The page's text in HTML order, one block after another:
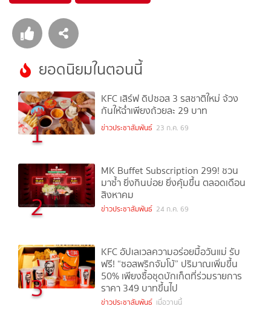
ยอดนิยมในตอนนี้
1
KFC เสิร์ฟ ดิปซอส 3 รสชาติใหม่ จ้วง
กันให้ฉ่ำเพียงถ้วยละ 29 บาท
ข่าวประชาสัมพันธ์ 23 ก.ค. 69
2
MK Buffet Subscription 299! ชวน
มาซ้ำ ยิ่งกินบ่อย ยิ่งคุ้มขึ้น ตลอดเดือน
สิงหาคม
ข่าวประชาสัมพันธ์ 24 ก.ค. 69
3
KFC อัปเลเวลความอร่อยมื้อวันแม่ รับ
ฟรี! “ซอสพริกจัมโบ้” ปริมาณเพิ่มขึ้น
50% เพียงซื้อชุดบักเก็ตที่ร่วมรายการ
ราคา 349 บาทขึ้นไป
ข่าวประชาสัมพันธ์ เมื่อวานนี้